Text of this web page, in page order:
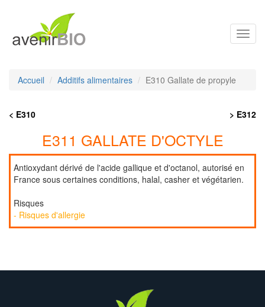
Accueil Additifs alimentaires E310 Gallate de propyle
< E310 > E312
E311 GALLATE D'OCTYLE
Antioxydant dérivé de l'acide gallique et d'octanol, autorisé en
France sous certaines conditions, halal, casher et végétarien.
Risques
- Risques d'allergie